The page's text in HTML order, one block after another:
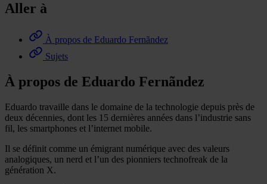
Aller à
À propos de Eduardo Fernãndez
Sujets
À propos de Eduardo Fernãndez
Eduardo travaille dans le domaine de la technologie depuis près de
deux décennies, dont les 15 dernières années dans l’industrie sans
fil, les smartphones et l’internet mobile.
Il se définit comme un émigrant numérique avec des valeurs
analogiques, un nerd et l’un des pionniers technofreak de la
génération X.